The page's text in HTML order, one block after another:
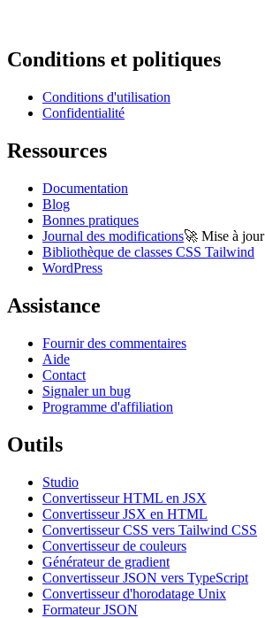
Conditions et politiques
Conditions d'utilisation
Confidentialité
Ressources
Documentation
Blog
Bonnes pratiques
Journal des modifications🚀 Mise à jour
Bibliothèque de classes CSS Tailwind
WordPress
Assistance
Fournir des commentaires
Aide
Contact
Signaler un bug
Programme d'affiliation
Outils
Studio
Convertisseur HTML en JSX
Convertisseur JSX en HTML
Convertisseur CSS vers Tailwind CSS
Convertisseur de couleurs
Générateur de gradient
Convertisseur JSON vers TypeScript
Convertisseur d'horodatage Unix
Formateur JSON